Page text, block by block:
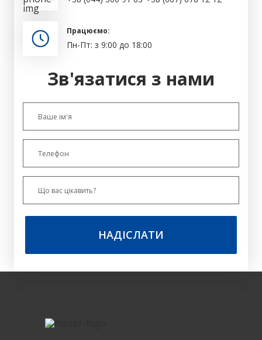
Працюємо:
Пн-Пт: з 9:00 до 18:00
Зв'язатися з нами
НАДІСЛАТИ